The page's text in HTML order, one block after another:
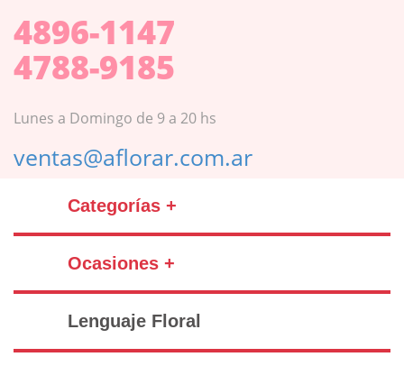
4896-1147
4788-9185
Lunes a Domingo de 9 a 20 hs
ventas@aflorar.com.ar
Categorías +
Ocasiones +
Lenguaje Floral